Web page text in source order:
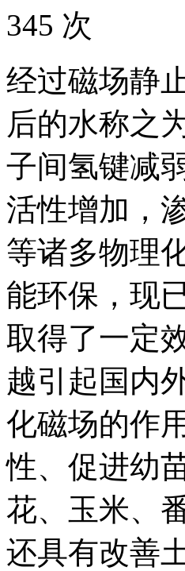
345 次
经过磁场静
后的水称之
子间氢键减
活性增加，
等诸多物理
能环保，现
取得了一定
越引起国内
化磁场的作
性、促进幼
花、玉米、
还具有改善